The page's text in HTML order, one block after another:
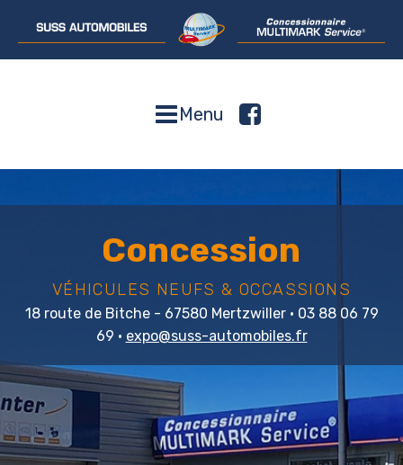
Menu
Concession
VÉHICULES NEUFS & OCCASSIONS
18 route de Bitche - 67580 Mertzwiller • 03 88 06 79
69 • expo@suss-automobiles.fr